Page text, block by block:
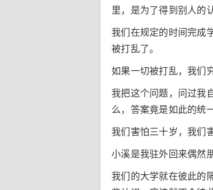
里，是为了得到别人的
我们在规定的时间完成
被打乱了。
如果一切被打乱，我们
我把这个问题，问过我
么，答案竟是如此的统一
我们害怕三十岁，我们
小溪是我驻外回来偶然
我们的大学就在彼此的